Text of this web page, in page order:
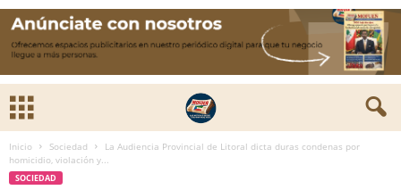
Inicio Sociedad
La Audiencia Provincial de Litoral dicta duras condenas por
homicidio, violación y...
SOCIEDAD